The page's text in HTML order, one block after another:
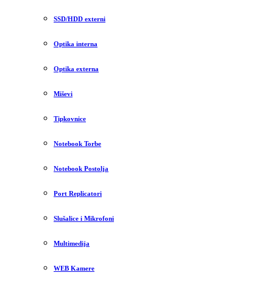
SSD/HDD externi
Optika interna
Optika externa
Miševi
Tipkovnice
Notebook Torbe
Notebook Postolja
Port Replicatori
Slušalice i Mikrofoni
Multimedija
WEB Kamere